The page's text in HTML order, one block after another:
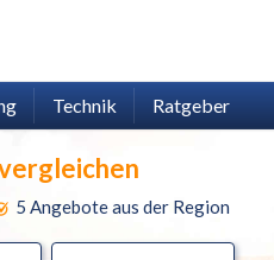
Technik Ratgeber
5 Angebote aus der Region